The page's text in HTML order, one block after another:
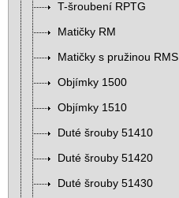
T-šroubení RPTG
Matičky RM
Matičky s pružinou RMS
Objímky 1500
Objímky 1510
Duté šrouby 51410
Duté šrouby 51420
Duté šrouby 51430